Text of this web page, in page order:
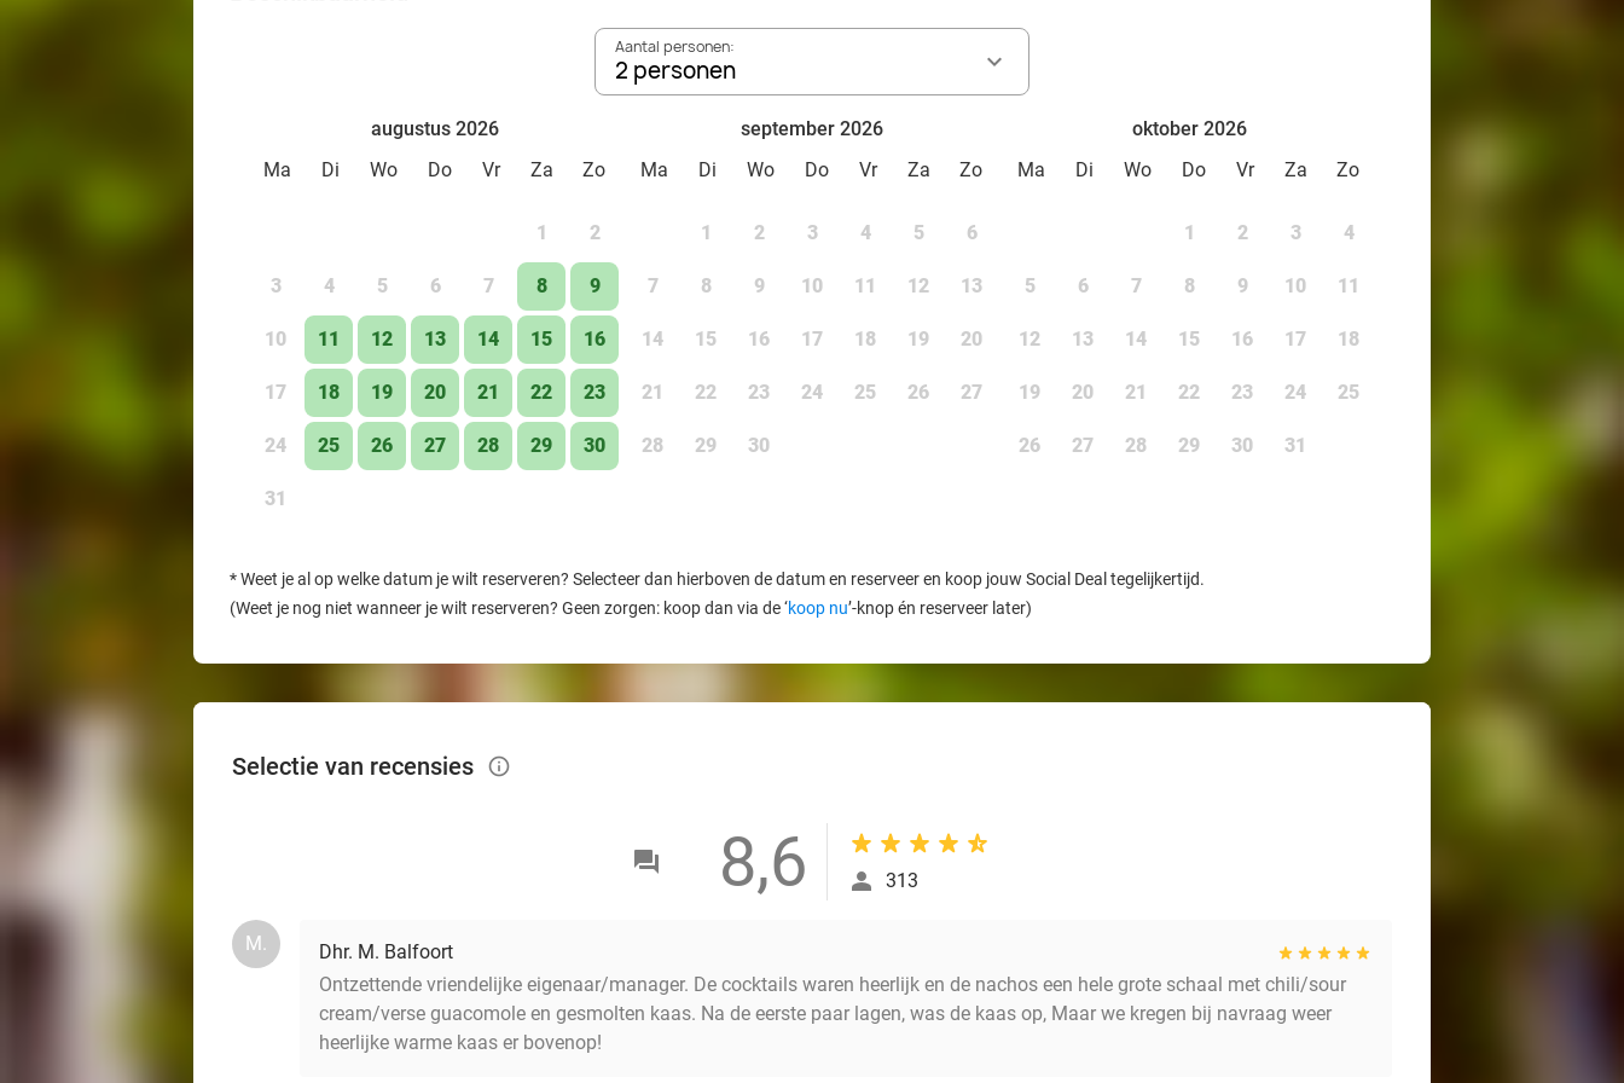
Aantal personen:
2 personen
augustus 2026
Ma
Di Wo Do Vr Za Zo
1 2
3 4 5 6 7 8 9
10 11 12 13 14 15 16
17 18 19 20 21 22 23
24 25 26 27 28 29 30
31
september 2026
Ma
Di Wo Do Vr Za Zo
1 2 3 4 5 6
7 8 9 10 11 12 13
14 15 16 17 18 19 20
21 22 23 24 25 26 27
28 29 30
oktober 2026
Ma
Di Wo Do Vr Za Zo
1 2 3 4
5 6 7 8 9 10 11
12 13 14 15 16 17 18
19 20 21 22 23 24 25
26 27 28 29 30 31
*Weet je al op welke datum je wilt reserveren? Selecteer dan hierboven de datum en reserveer en koop jouw Social Deal tegelijkertijd.
(Weet je nog niet wanneer je wilt reserveren? Geen zorgen: koop dan via de ‘koop nu’-knop én reserveer later)
Selectie van recensies info_outlined
8,6 313
M.
Dhr. M. Balfoort
Ontzettende vriendelijke eigenaar/manager. De cocktails waren heerlijk en de nachos een hele grote schaal met chili/sour
cream/verse guacomole en gesmolten kaas. Na de eerste paar lagen, was de kaas op, Maar we kregen bij navraag weer
heerlijke warme kaas er bovenop!